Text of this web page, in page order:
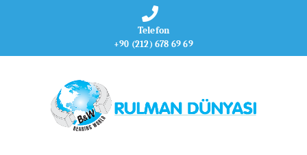
Telefon
+90 (212) 678 69 69